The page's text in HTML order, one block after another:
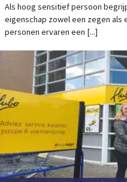
Als hoog sensitief persoon
eigenschap zowel een zegen als
personen ervaren een [...]